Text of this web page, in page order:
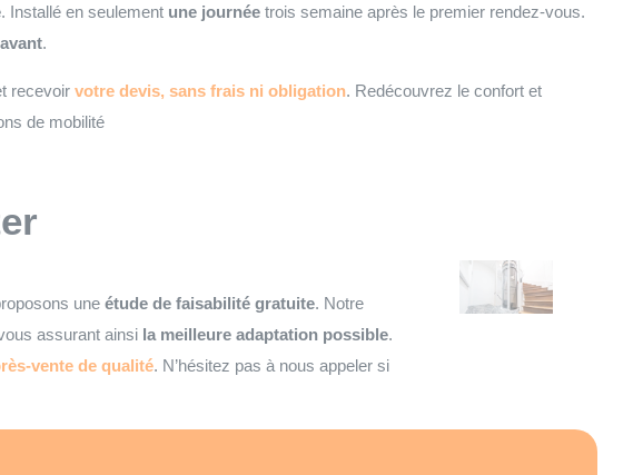
. Installé en seulement une journéetrois semaine après le premier rendez-vous.
.
recevoir votre devis, sans frais ni obligation. Redécouvrez le confort et
de mobilité
une étude de faisabilité gratuite. Notre
assurant ainsi la meilleure adaptation possible.
vente de qualité. N’hésitez pas à nous appeler si